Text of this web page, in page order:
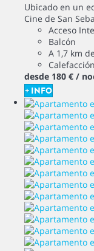
Ubicado en un
Cine de San
Acceso
Balcón
A 1,7 km
Calefacción
desde 180 € /
+ INFO